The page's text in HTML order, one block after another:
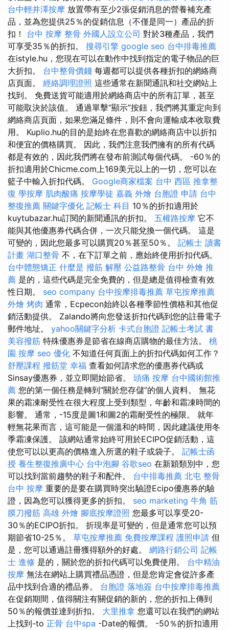
台中輕井澤按摩 放置帶有至少2張促銷消息的營養補充產
品，並為您提供25％的促銷信息（不僅是同一）產品的折
扣！ 台中 按摩 整骨 外國人設立公司 對於3種產品，我們
可享受35％的折扣。 搜尋引擎 google seo 台中排毒推薦
在istyle.hu，您現在可以在動作中找到指定的電子物品的巨
大折扣。 台中整骨價錢 每週都可以提供各種折扣的網絡商
店頁面。 經絡調理證照 這些通常在新聞通訊和社交網站上
找到。 免費送貨可能​​適用於網絡商店中的所有訂單，甚至
可能取決於該值。 通過單擊“顯示”按鈕，我們將其重定向到
網絡商店頁面，如果您滿足條件，則不會向運輸成本收取費
用。 Kuplio.hu的目的是始終在您喜歡的網絡商店中以折扣
和便宜的價格購買。 因此，我們注意我們擁有的所有代碼
都是有效的，因此我們將在發布前測試每個代碼。 -60％的
折扣適用於Chicme.com上169美元以上的一切，您可以在
籃子中輸入折扣代碼。 Google商家檔案 台中 西區 推拿整
復 學按摩 肌肉酸痛 按摩學徒 嘉義 外燴 台胞證 申請 台中
整復推薦 關鍵字優化 記帳士 科目 10％的折扣適用於
kuytubazar.hu訂閱的新聞通訊的折扣。 五權路按摩 它不
能與其他優惠券代碼合併，一次只能兌換一個代碼。 這是
可變的，因此您最多可以購買20％甚至50％。 記帳士 讀書
計畫 湖口整骨 不，在下訂單之前，應始終使用折扣代碼。
台中體態矯正 什麼是 撥筋 解壓 公益路整骨 台中 外燴 推
薦 是的，這些代碼是完全免費的，但是總是值得檢查有效
性日期。 seo company 台中按摩排毒推薦 草屯按摩推薦
外燴 烤肉 通常，Ecpecon始終以各種季節性價格和其他促
銷活動提供。 Zalando將向您發送折扣代碼到您的註冊電子
郵件地址。 yahoo關鍵字分析 卡式台胞證 記帳士考試 書
美容撥筋 特殊優惠券是節省在線商店購物的最佳方法。 桃
園 按摩 seo 優化 不知道任何頁面上的折扣代碼如何工作？
舒壓課程 撥筋堂 幸福 查看如何請求您的優惠券代碼或
Sinsay優惠券，並立即開始節省。 頭痛 按摩 台中國術館推
薦 您的第一個任務是轉到“關於您存儲”的個人資料。 無花
果的霜凍耐受性在很大程度上受到類型，年齡和霜凍時間的
影響。 通常，-15度是圖1和圖2的霜耐受性的極限。 就年
輕無花果而言，這可能是一個溫和的時間，因此建議使用冬
季霜凍保護。 該網站通常始終可用於ECIPO促銷活動，這
使您可以以更高的價格進入所選的鞋子或袋子。 記帳士函
授 養生整復推廣中心 台中泡腳 谷歌seo 在新穎類別中，您
可以找到當前趨勢的鞋子和配件。 台中排毒推薦 北屯 整骨
台中 按摩 重要的是要在購買時突出驗證Ecipo優惠券的驗
證，因為您可以獲得更多的折扣。 seo marketing 牛角 筋
膜刀撥筋 高雄 外燴 腳底按摩證照 您最多可以享受20-
30％的ECIPO折扣。 折現率是可變的，但是通常您可以預
期節省10-25％。 草屯按摩推薦 免費按摩課程 護照申請 但
是，您可以通過註冊獲得額外的好處。 網路行銷公司 記帳
士 進修 是的，關於您的折扣代碼可以免費使用。 台中精油
按摩 無法在網站上購買禮品憑證，但是您肯定會從許多產
品中找到合適的禮品券。 台胞證 落地簽 台中按摩排毒推薦
在促銷期間，值得關注有關促銷的新的，您的折扣上傳到
50％的報價並達到折扣。 大里推拿 您還可以在我們的網站
上找到-to 正骨 台中spa -Date的報價。 -50％的折扣適用